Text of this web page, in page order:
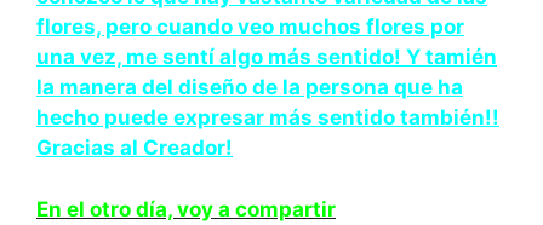
flores, pero cuando veo muchos flores por
una vez, me sentí algo más sentido! Y tamién
la manera del diseño de la persona que ha
hecho puede expresar más sentido también!!
Gracias al Creador!
En el otro día, voy a compartir